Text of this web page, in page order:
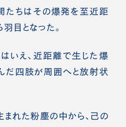
たちはその爆発を至近距
目となった。
いえ、近距離で生じた爆
だ四肢が周囲へと放射状
れた粉塵の中から、己の